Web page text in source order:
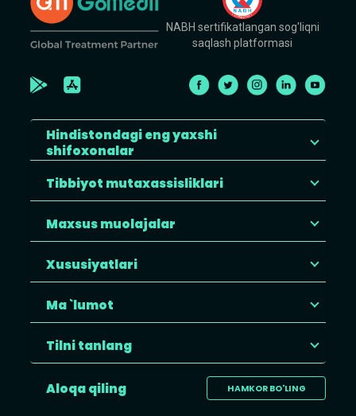
NABH sertifikatlangan sog'liqni
saqlash platformasi
Hindistondagi eng yaxshi
shifoxonalar
Tibbiyot mutaxassisliklari
Maxsus muolajalar
Xususiyatlari
Ma `lumot
Tilni tanlang
HAMKOR BO'LING
Aloqa qiling